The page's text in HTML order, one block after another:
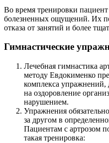
Во время тренировки
болезненных ощущений. Их
отказа от занятий и более
Гимнастические
Лечебная гимнастика
методу Евдокименко
комплекса упражнений,
на оздоровление
нарушением.
Упражнения
за другом в
Пациентам с артрозом
такая тренировка: